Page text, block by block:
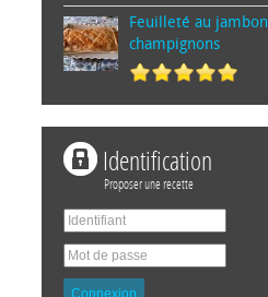
Feuilleté au
champignons
Identification
Proposer une recette
Connexion